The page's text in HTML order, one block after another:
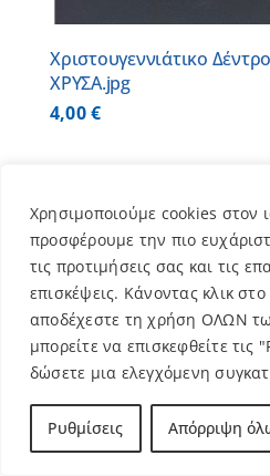
Χρησιμοποιούμε cookies στον
προσφέρουμε την πιο
τις προτιμήσεις σας και τις
επισκέψεις. Κάνοντας κλικ
αποδέχεστε τη χρήση ΟΛΩΝ
μπορείτε να επισκεφθείτε τις
δώσετε μια ελεγχόμενη
Ρυθμίσεις Απόρριψη
Χριστουγεννιάτικο
ΧΡΥΣΑ.jpg
4,00€
1
Κατηγορίες
Βιβλία(3)